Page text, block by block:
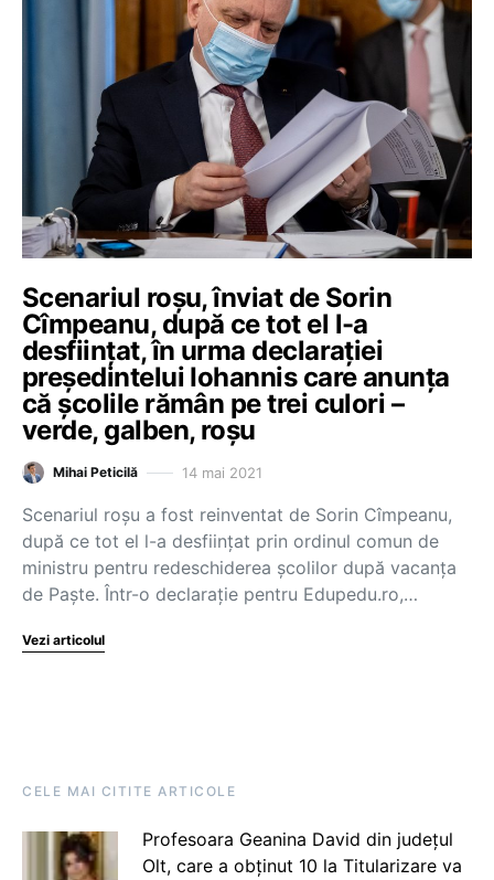
Scenariul roșu, înviat de Sorin
Cîmpeanu, după ce tot el l-a
desființat, în urma declarației
președintelui Iohannis care anunța
că școlile rămân pe trei culori –
verde, galben, roșu
Mihai Peticilă 14 mai 2021
Scenariul roșu a fost reinventat de Sorin Cîmpeanu,
după ce tot el l-a desființat prin ordinul comun de
ministru pentru redeschiderea școlilor după vacanța
de Paște. Într-o declarație pentru Edupedu.ro,…
Vezi articolul
CELE MAI CITITE ARTICOLE
Profesoara Geanina David din județul
Olt, care a obținut 10 la Titularizare va